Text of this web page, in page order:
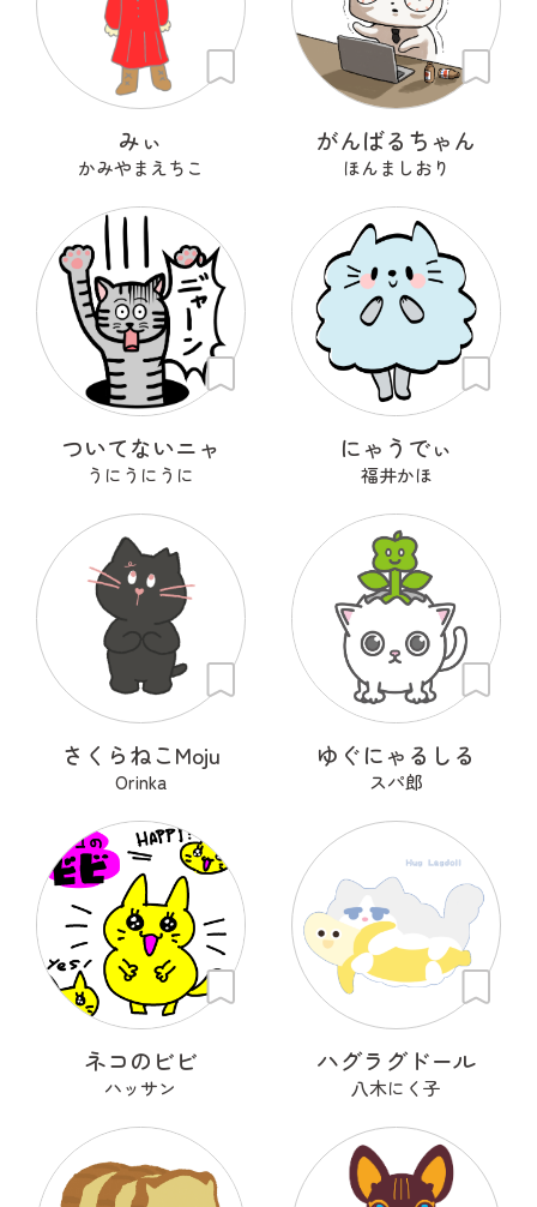
みぃ
かみやまえちこ
がんばるちゃん
ほんましおり
ついてないニャ
うにうにうに
にゃうでぃ
福井かほ
さくらねこMoju
Orinka
ゆぐにゃるしる
スパ郎
ネコのビビ
ハッサン
ハグラグドール
八木にく子